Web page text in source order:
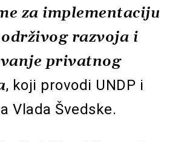
za implementaciju
razvoja i
privatnog
, koji provodi UNDP i
Vlada Švedske.